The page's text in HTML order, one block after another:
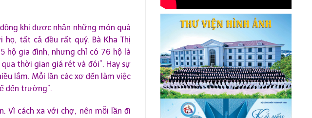
khi được nhận những món quà
tất cả đều rất quý. Bà Kha Thị
hộ gia đình, nhưng chỉ có 76 hộ là
thời gian giá rét và đói”. Hay sự
lắm. Mỗi lần các xơ đến làm việc
đến trường”.
Vì cách xa với chợ, nên mỗi lần đi